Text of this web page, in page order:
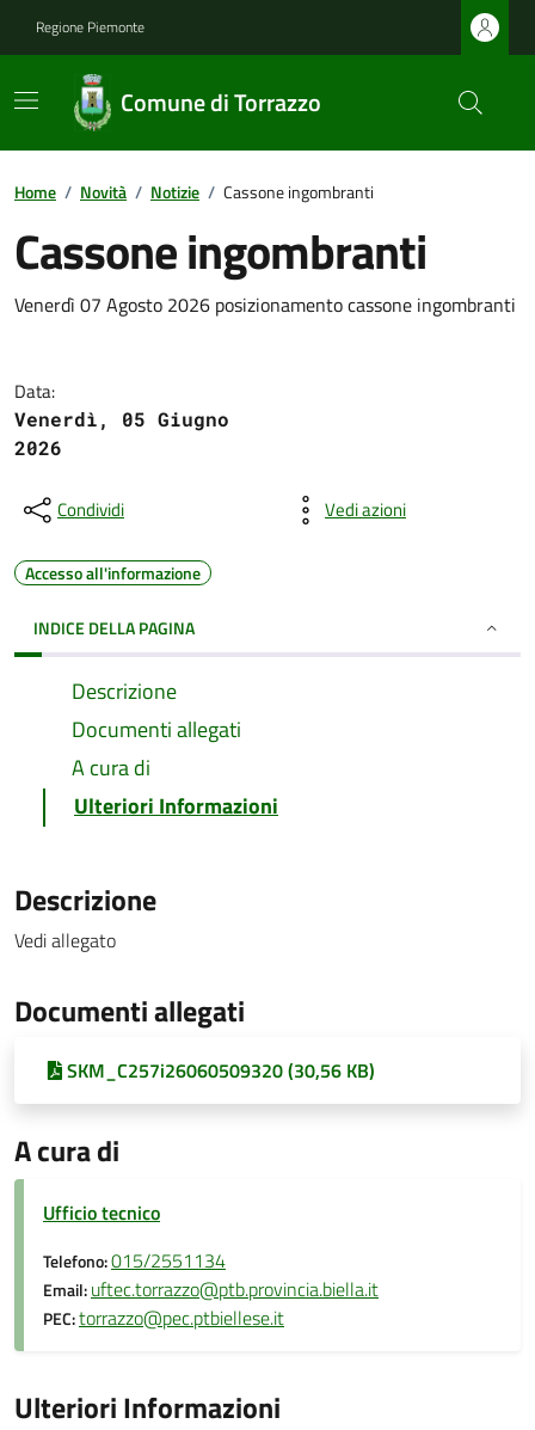
Regione Piemonte
Comune di Torrazzo
Home / Novità / Notizie / Cassone ingombranti
Cassone ingombranti
Venerdì 07 Agosto 2026 posizionamento cassone ingombranti
Data:
Venerdì, 05 Giugno
2026
Condividi Vedi azioni
Accesso all'informazione
INDICE DELLA PAGINA
Descrizione
Documenti allegati
A cura di
Ulteriori Informazioni
Descrizione
Vedi allegato
Documenti allegati
SKM_C257i26060509320 (30,56 KB)
A cura di
Ufficio tecnico
Telefono:015/2551134
Email:uftec.torrazzo@ptb.provincia.biella.it
PEC:torrazzo@pec.ptbiellese.it
Ulteriori Informazioni